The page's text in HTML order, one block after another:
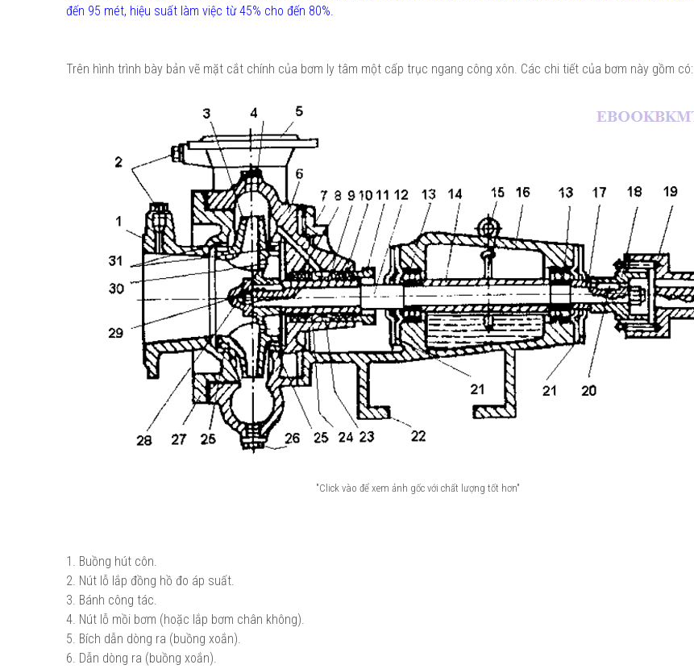
đến 95 mét, hiệu suất làm việc từ 45% cho đến 80%.
Trên hình trình bày bản vẽ mặt cắt chính của bơm ly tâm một cấp trục ngang công xôn. Các chi tiết của bơm này gồm có:
"Click vào để xem ảnh gốc với chất lượng tốt hơn"
1. Buồng hút côn.
2. Nút lỗ lắp đồng hồ đo áp suất.
3. Bánh công tác.
4. Nút lỗ mồi bơm (hoặc lắp bơm chân không).
5. Bích dẫn dòng ra (buồng xoắn).
6. Dẫn dòng ra (buồng xoắn).